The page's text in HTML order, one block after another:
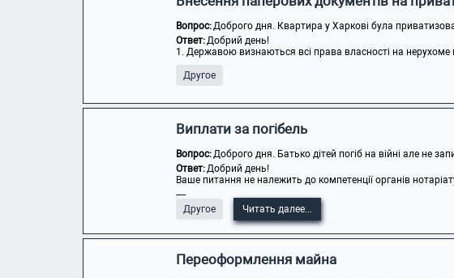
Вопрос:Доброго дня. Квартира у Харкові була
Ответ:Добрий день!
1. Державою визнаються всі права власності на нерухоме
Другое
Виплати за погібель
Вопрос:Доброго дня. Батько дітей погіб на війні але не
Ответ:Добрий день!
Ваше питання не належить до компетенції органів
----
Другое
Читать далее...
Переоформлення майна